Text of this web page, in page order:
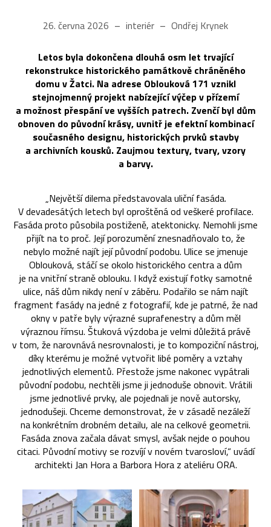
26. června 2026 interiér Ondřej Krynek
Letos byla dokončena dlouhá osm let trvající
rekonstrukce historického památkově chráněného
domu v Žatci. Na adrese Oblouková 171 vznikl
stejnojmenný projekt nabízející výčep v přízemí
a možnost přespání ve vyšších patrech. Zvenčí byl dům
obnoven do původní krásy, uvnitř je efektní kombinací
současného designu, historických prvků stavby
a archivních kousků. Zaujmou textury, tvary, vzory
a barvy.
„Největší dilema představovala uliční fasáda.
V devadesátých letech byl oproštěná od veškeré profilace.
Fasáda proto působila postiženě, atektonicky. Nemohli jsme
přijít na to proč. Její porozumění znesnadňovalo to, že
nebylo možné najít její původní podobu. Ulice se jmenuje
Oblouková, stáčí se okolo historického centra a dům
je na vnitřní straně oblouku. I když existují fotky samotné
ulice, náš dům nikdy není v záběru. Podařilo se nám najít
fragment fasády na jedné z fotografií, kde je patrné, že nad
okny v patře byly výrazné suprafenestry a dům měl
výraznou římsu. Štuková výzdoba je velmi důležitá právě
v tom, že narovnává nesrovnalosti, je to kompoziční nástroj,
díky kterému je možné vytvořit libé poměry a vztahy
jednotlivých elementů. Přestože jsme nakonec vypátrali
původní podobu, nechtěli jsme ji jednoduše obnovit. Vrátili
jsme jednotlivé prvky, ale pojednali je nově autorsky,
jednodušeji. Chceme demonstrovat, že v zásadě nezáleží
na konkrétním drobném detailu, ale na celkové geometrii.
Fasáda znova začala dávat smysl, avšak nejde o pouhou
citaci. Původní motivy se rozvíjí v novém tvarosloví,“ uvádí
architekti Jan Hora a Barbora Hora z ateliéru ORA.